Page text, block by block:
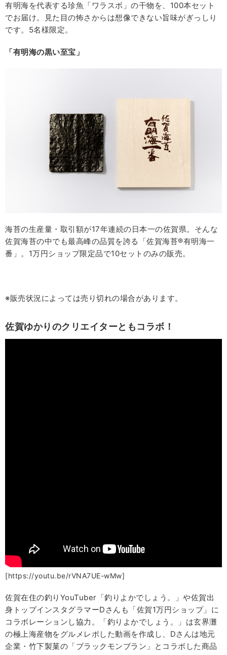
有明海を代表する珍魚「ワラスボ」の干物を、100本セット
でお届け。見た目の怖さからは想像できない旨味がぎっしり
です。5名様限定。
「有明海の黒い至宝」
海苔の生産量・取引額が17年連続の日本一の佐賀県。そんな
佐賀海苔の中でも最高峰の品質を誇る「佐賀海苔®有明海一
番」。1万円ショップ限定品で10セットのみの販売。
※販売状況によっては売り切れの場合があります。
佐賀ゆかりのクリエイターともコラボ！
[https://youtu.be/rVNA7UE-wMw]
佐賀在住の釣りYouTuber「釣りよかでしょう。」や佐賀出
身トップインスタグラマーDさんも「佐賀1万円ショップ」に
コラボレーションし協力。「釣りよかでしょう。」は玄界灘
の極上海産物をグルメレポした動画を作成し、Dさんは地元
企業・竹下製菓の「ブラックモンブラン」とコラボした商品